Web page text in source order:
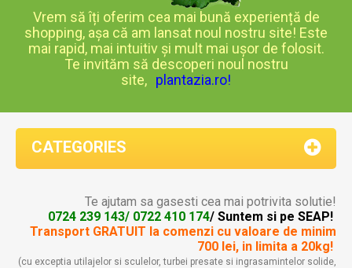
Vrem să îți oferim cea mai bună experiență de
shopping, așa că am lansat noul nostru site! Este
mai rapid, mai intuitiv și mult mai ușor de folosit.
Te invităm să descoperi noul nostru
site, plantazia.ro!
CATEGORIES
Te ajutam sa gasesti cea mai potrivita solutie!
0724 239 143/ 0722 410 174/ Suntem si pe SEAP!
Transport GRATUIT la comenzi cu valoare de minim
700 lei, in limita a 20kg!
(cu exceptia utilajelor si sculelor, turbei presate si ingrasamintelor solide,